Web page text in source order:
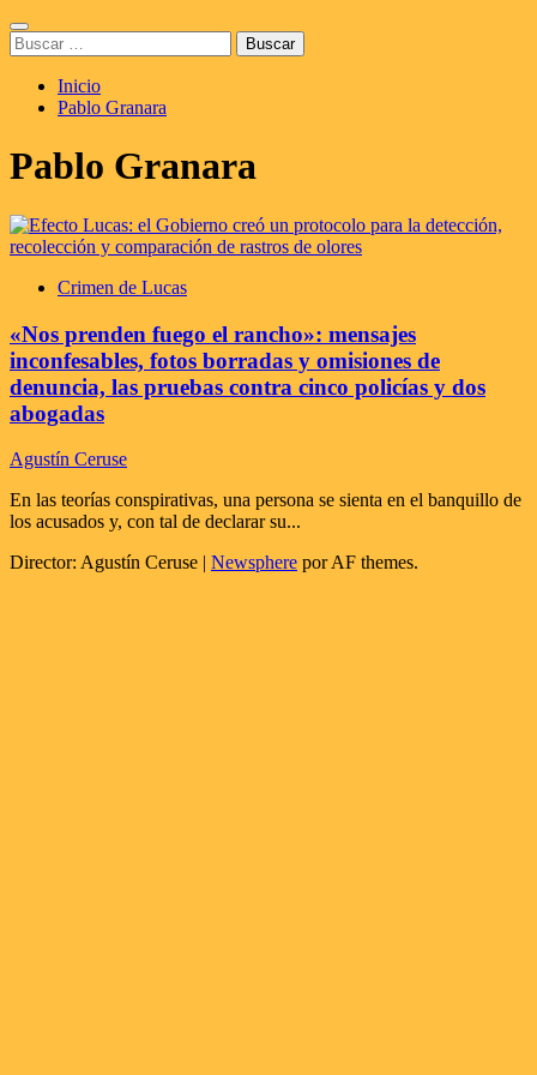
Saltar
al
contenido
Menú
principal
Buscar:
Inicio
Pablo Granara
Pablo Granara
Crimen de Lucas
«Nos prenden fuego el rancho»: mensajes
inconfesables, fotos borradas y omisiones de
denuncia, las pruebas contra cinco policías y dos
abogadas
Agustín Ceruse
En las teorías conspirativas, una persona se sienta en el banquillo de
los acusados y, con tal de declarar su...
Director: Agustín Ceruse | Newsphere por AF themes.